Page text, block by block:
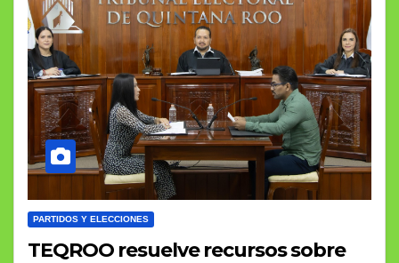
PARTIDOS Y ELECCIONES
TEQROO resuelve recursos sobre